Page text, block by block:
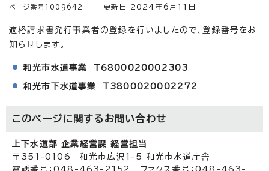
ページ番号1009642 更新日 2024年6月11日
適格請求書発行事業者の登録を行いましたので、登録番号をお
知らせします。
和光市水道事業 T6800020002303
和光市下水道事業 T3800020002272
このページに関する お問い合わせ
上下水道部 企業経営課 経営担当
〒351-0106 和光市広沢1-5 和光市水道庁舎
電話番号：048-463-2152 ファクス番号：048-463-